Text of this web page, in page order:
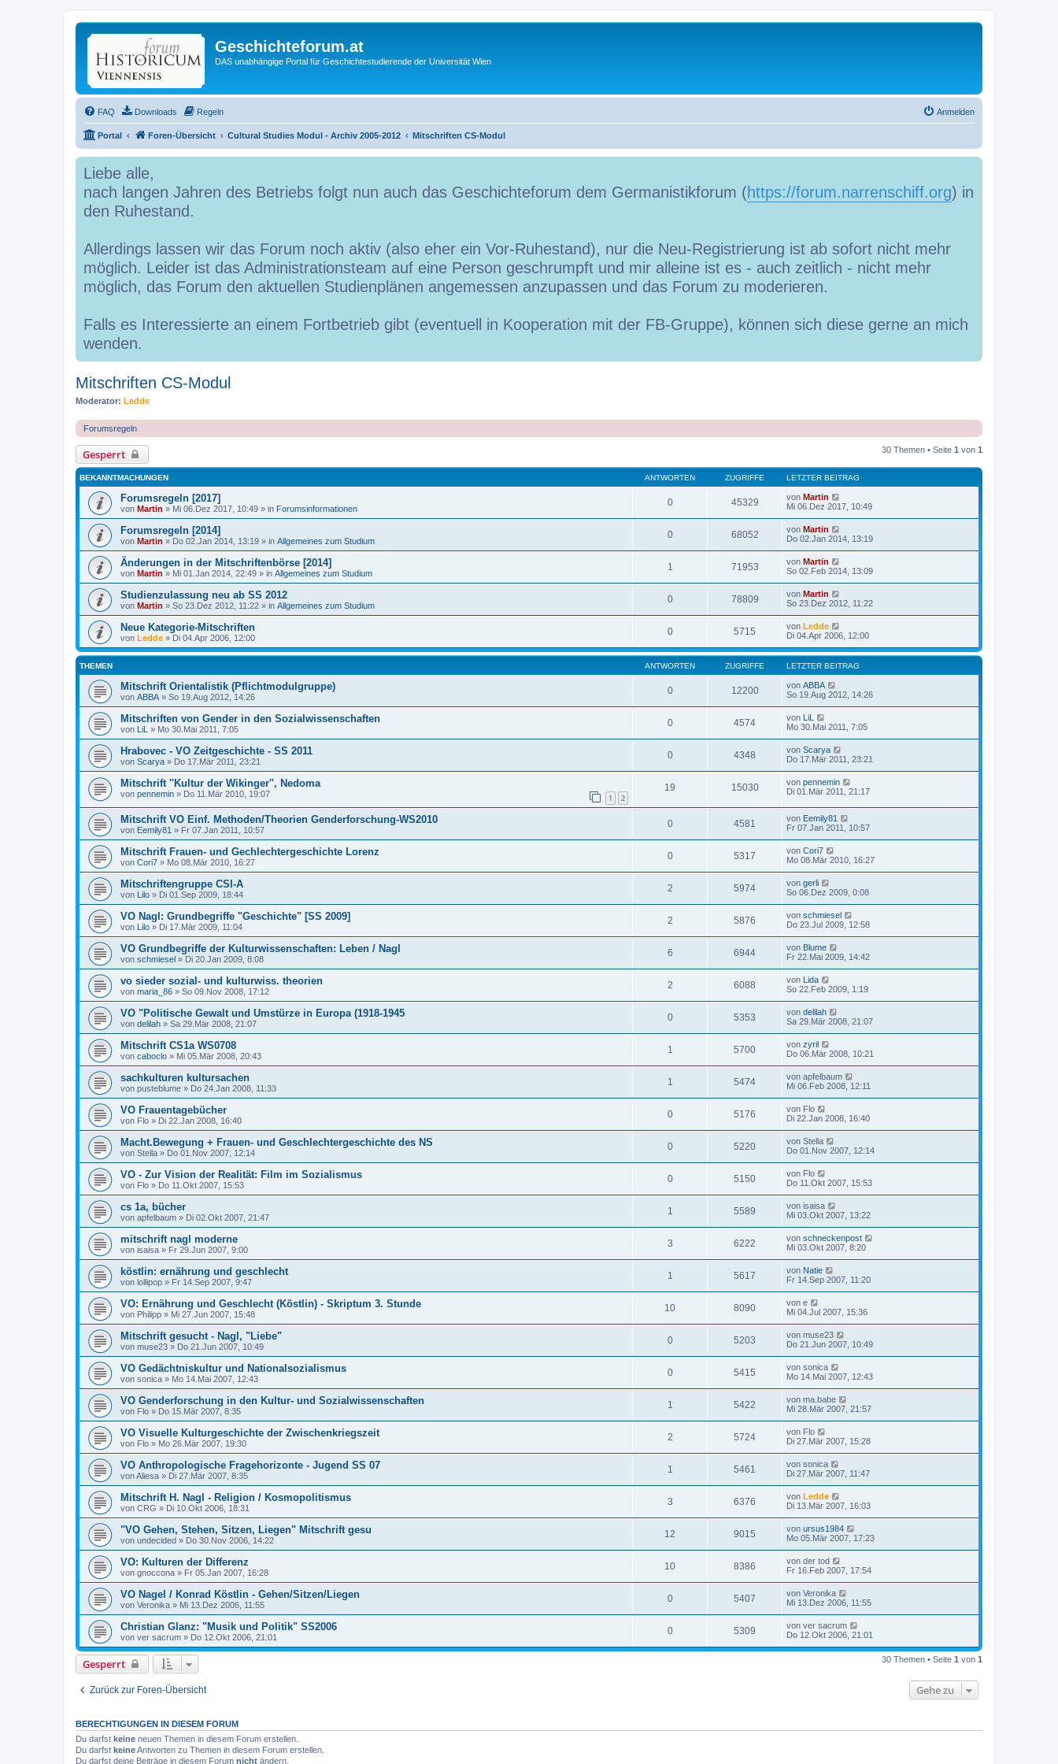
Geschichteforum.at
DAS unabhängige Portal für Geschichtestudierende der Universität Wien
FAQ Downloads Regeln Anmelden
Portal Foren-Übersicht Cultural Studies Modul - Archiv 2005-2012 Mitschriften CS-Modul
Liebe alle,
nach langen Jahren des Betriebs folgt nun auch das Geschichteforum dem Germanistikforum (https://forum.narrenschiff.org) in
den Ruhestand.
Allerdings lassen wir das Forum noch aktiv (also eher ein Vor-Ruhestand), nur die Neu-Registrierung ist ab sofort nicht mehr
möglich. Leider ist das Administrationsteam auf eine Person geschrumpft und mir alleine ist es - auch zeitlich - nicht mehr
möglich, das Forum den aktuellen Studienplänen angemessen anzupassen und das Forum zu moderieren.
Falls es Interessierte an einem Fortbetrieb gibt (eventuell in Kooperation mit der FB-Gruppe), können sich diese gerne an mich
wenden.
Mitschriften CS-Modul
Moderator: Ledde
Forumsregeln
Gesperrt 30 Themen • Seite 1 von 1
BEKANNTMACHUNGEN ANTWORTEN ZUGRIFFE LETZTER BEITRAG
Forumsregeln [2017]
von Martin » Mi 06.Dez 2017, 10:49 » in Forumsinformationen
0 45329 von Martin
Mi 06.Dez 2017, 10:49
Forumsregeln [2014]
von Martin » Do 02.Jan 2014, 13:19 » in Allgemeines zum Studium
0 68052 von Martin
Do 02.Jan 2014, 13:19
Änderungen in der Mitschriftenbörse [2014]
von Martin » Mi 01.Jan 2014, 22:49 » in Allgemeines zum Studium
1 71953 von Martin
So 02.Feb 2014, 13:09
Studienzulassung neu ab SS 2012
von Martin » So 23.Dez 2012, 11:22 » in Allgemeines zum Studium
0 78809 von Martin
So 23.Dez 2012, 11:22
Neue Kategorie-Mitschriften
von Ledde » Di 04.Apr 2006, 12:00
0 5715 von Ledde
Di 04.Apr 2006, 12:00
THEMEN ANTWORTEN ZUGRIFFE LETZTER BEITRAG
Mitschrift Orientalistik (Pflichtmodulgruppe)
von ABBA » So 19.Aug 2012, 14:26
0 12200 von ABBA
So 19.Aug 2012, 14:26
Mitschriften von Gender in den Sozialwissenschaften
von LiL » Mo 30.Mai 2011, 7:05
0 4574 von LiL
Mo 30.Mai 2011, 7:05
Hrabovec - VO Zeitgeschichte - SS 2011
von Scarya » Do 17.Mär 2011, 23:21
0 4348 von Scarya
Do 17.Mär 2011, 23:21
Mitschrift ''Kultur der Wikinger'', Nedoma
von pennemin » Do 11.Mär 2010, 19:07 1 2
19 15030 von pennemin
Di 01.Mär 2011, 21:17
Mitschrift VO Einf. Methoden/Theorien Genderforschung-WS2010
von Eemily81 » Fr 07.Jan 2011, 10:57
0 4581 von Eemily81
Fr 07.Jan 2011, 10:57
Mitschrift Frauen- und Gechlechtergeschichte Lorenz
von Cori7 » Mo 08.Mär 2010, 16:27
0 5317 von Cori7
Mo 08.Mär 2010, 16:27
Mitschriftengruppe CSI-A
von Lilo » Di 01.Sep 2009, 18:44
2 5974 von gerli
So 06.Dez 2009, 0:08
VO Nagl: Grundbegriffe "Geschichte" [SS 2009]
von Lilo » Di 17.Mär 2009, 11:04
2 5876 von schmiesel
Do 23.Jul 2009, 12:58
VO Grundbegriffe der Kulturwissenschaften: Leben / Nagl
von schmiesel » Di 20.Jan 2009, 8:08
6 6944 von Blume
Fr 22.Mai 2009, 14:42
vo sieder sozial- und kulturwiss. theorien
von maria_86 » So 09.Nov 2008, 17:12
2 6088 von Lida
So 22.Feb 2009, 1:19
VO "Politische Gewalt und Umstürze in Europa (1918-1945
von delilah » Sa 29.Mär 2008, 21:07
0 5353 von delilah
Sa 29.Mär 2008, 21:07
Mitschrift CS1a WS0708
von caboclo » Mi 05.Mär 2008, 20:43
1 5700 von zyril
Do 06.Mär 2008, 10:21
sachkulturen kultursachen
von pusteblume » Do 24.Jan 2008, 11:33
1 5474 von apfelbaum
Mi 06.Feb 2008, 12:11
VO Frauentagebücher
von Flo » Di 22.Jan 2008, 16:40
0 5176 von Flo
Di 22.Jan 2008, 16:40
Macht.Bewegung + Frauen- und Geschlechtergeschichte des NS
von Stella » Do 01.Nov 2007, 12:14
0 5220 von Stella
Do 01.Nov 2007, 12:14
VO - Zur Vision der Realität: Film im Sozialismus
von Flo » Do 11.Okt 2007, 15:53
0 5150 von Flo
Do 11.Okt 2007, 15:53
cs 1a, bücher
von apfelbaum » Di 02.Okt 2007, 21:47
1 5589 von isaisa
Mi 03.Okt 2007, 13:22
mitschrift nagl moderne
von isaisa » Fr 29.Jun 2007, 9:00
3 6222 von schneckenpost
Mi 03.Okt 2007, 8:20
köstlin: ernährung und geschlecht
von lollipop » Fr 14.Sep 2007, 9:47
1 5617 von Natie
Fr 14.Sep 2007, 11:20
VO: Ernährung und Geschlecht (Köstlin) - Skriptum 3. Stunde
von Philipp » Mi 27.Jun 2007, 15:48
10 8090 von e
Mi 04.Jul 2007, 15:36
Mitschrift gesucht - Nagl, "Liebe"
von muse23 » Do 21.Jun 2007, 10:49
0 5203 von muse23
Do 21.Jun 2007, 10:49
VO Gedächtniskultur und Nationalsozialismus
von sonica » Mo 14.Mai 2007, 12:43
0 5415 von sonica
Mo 14.Mai 2007, 12:43
VO Genderforschung in den Kultur- und Sozialwissenschaften
von Flo » Do 15.Mär 2007, 8:35
1 5422 von ma.babe
Mi 28.Mär 2007, 21:57
VO Visuelle Kulturgeschichte der Zwischenkriegszeit
von Flo » Mo 26.Mär 2007, 19:30
2 5724 von Flo
Di 27.Mär 2007, 15:28
VO Anthropologische Fragehorizonte - Jugend SS 07
vonAliesa » Di 27.Mär 2007, 8:35
1 5461 von sonica
Di 27.Mär 2007, 11:47
Mitschrift H. Nagl - Religion / Kosmopolitismus
von CRG » Di 10.Okt 2006, 18:31
3 6376 von Ledde
Di 13.Mär 2007, 16:03
"VO Gehen, Stehen, Sitzen, Liegen" Mitschrift gesu
von undecided » Do 30.Nov 2006, 14:22
12 9015 von ursus1984
Mo 05.Mär 2007, 17:23
VO: Kulturen der Differenz
von gnoccona » Fr 05.Jan 2007, 16:28
10 8386 von der tod
Fr 16.Feb 2007, 17:54
VO Nagel / Konrad Köstlin - Gehen/Sitzen/Liegen
von Veronika » Mi 13.Dez 2006, 11:55
0 5407 von Veronika
Mi 13.Dez 2006, 11:55
Christian Glanz: "Musik und Politik" SS2006
von ver sacrum » Do 12.Okt 2006, 21:01
0 5309 von ver sacrum
Do 12.Okt 2006, 21:01
Gesperrt 30 Themen • Seite 1 von 1
Zurück zur Foren-Übersicht Gehe zu
BERECHTIGUNGEN IN DIESEM FORUM
Du darfst keine neuen Themen in diesem Forum erstellen.
Du darfst keineAntworten zu Themen in diesem Forum erstellen.
Du darfst deine Beiträge in diesem Forum nicht ändern.